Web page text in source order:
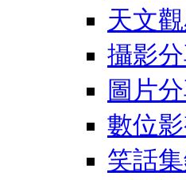
天文
攝影
圖片
數位
笑話